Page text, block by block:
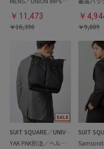
￥ 11,473
￥16,390
￥
￥9,889
SUIT SQUARE／UNIVERSAL LANGUAGE
YAK PAK別注／ヘルメットバッグ